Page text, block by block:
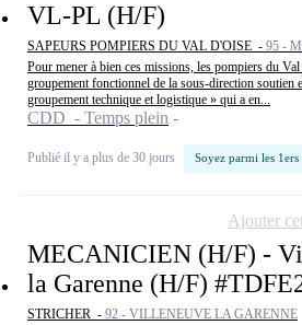
VL-PL (H/F)
SAPEURS POMPIERS DU VAL D'OISE - 95 -
Pour mener à bien ces missions, les pompiers du
groupement fonctionnel de la sous-direction soutien
groupement technique et logistique » qui a en...
CDD - Temps plein
Publié il y a plus de 30 jours Soyez parmi les 1ers
MECANICIEN (H/F) -
la Garenne (H/F)
STRICHER - 92 - VILLENEUVE LA GARENNE
Ajouter